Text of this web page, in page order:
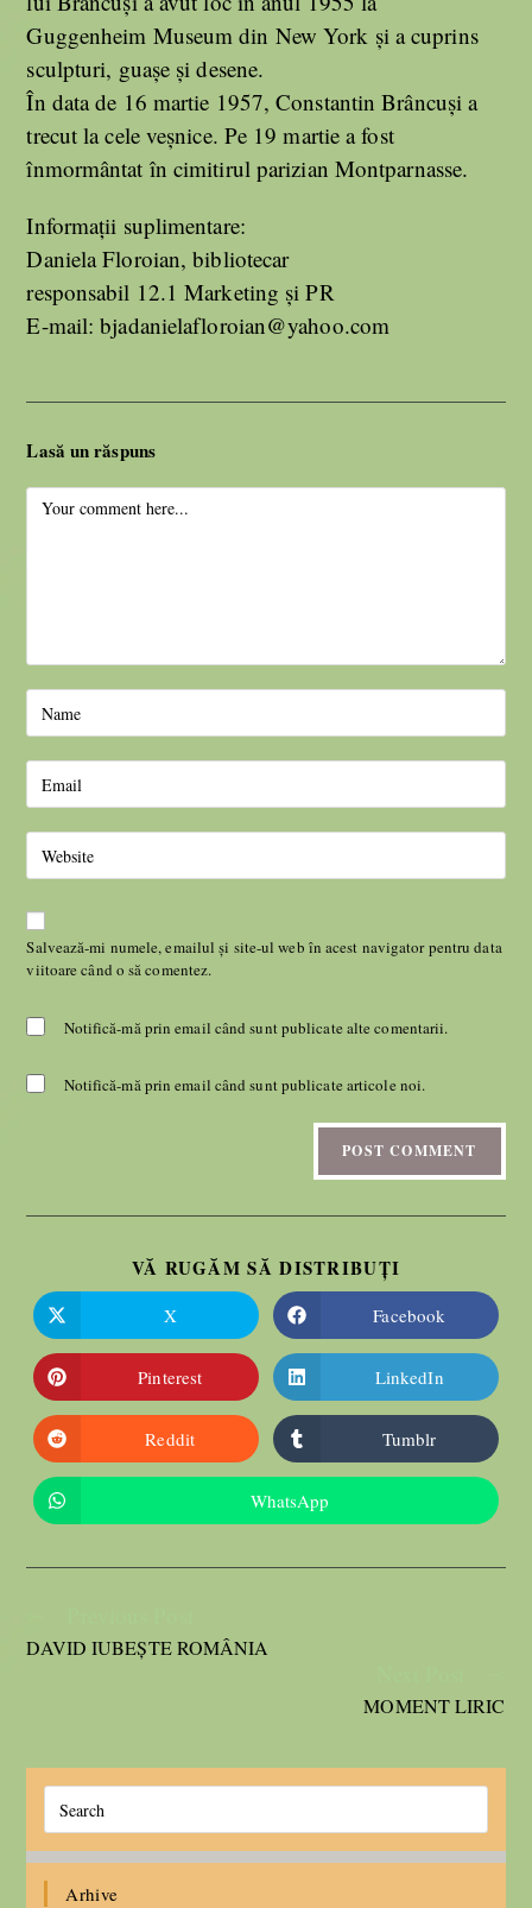
Guggenheim Museum din New York și a cuprins
sculpturi, guașe și desene.
În data de 16 martie 1957, Constantin Brâncuși a
trecut la cele veșnice. Pe 19 martie a fost
înmormântat în cimitirul parizian Montparnasse.
Informații suplimentare:
Daniela Floroian, bibliotecar
responsabil 12.1 Marketing și PR
E-mail: bjadanielafloroian@yahoo.com
Lasă un răspuns
Salvează-mi numele, emailul și site-ul web în acest navigator pentru data
viitoare când o să comentez.
Notifică-mă prin email când sunt publicate alte comentarii.
Notifică-mă prin email când sunt publicate articole noi.
VĂ RUGĂM SĂ DISTRIBUȚI
X Facebook
Pinterest LinkedIn
Reddit Tumblr
WhatsApp
DAVID IUBEȘTE ROMÂNIA
MOMENT LIRIC
Arhive